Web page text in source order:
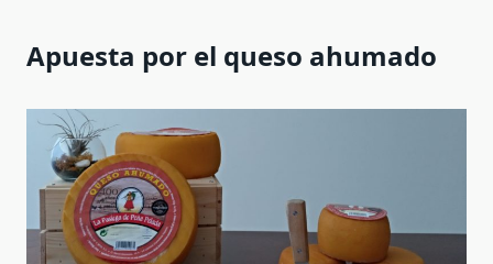
Apuesta por el queso ahumado